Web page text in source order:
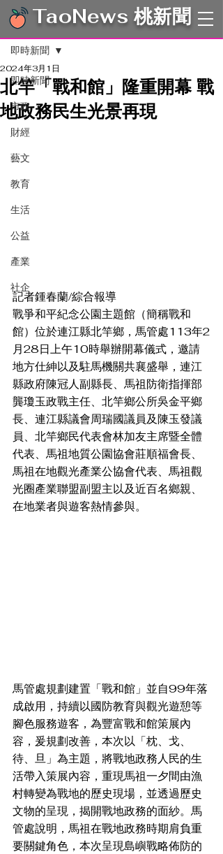
TaoNews 桃新聞
文章
即時新聞
市政
財經
藝文
教育
生活
公益
產業
社企
即時新聞
北竿「戰和館」隆重開幕 戰
地政務民生光景再現
2024年3月1日
記者鍾春蘭/綜合報導
戰爭和平紀念公園主題館（簡稱戰和
館）位於連江縣北竿鄉，馬管處113年2
月28日上午10時舉辦開幕儀式，邀請
地方仕紳以及駐馬機關共襄盛舉，連江
縣政府陳冠人副縣長、馬祖防衛指揮部
龔瓊玉政戰主任、北竿鄉公所吳金平鄉
長、連江縣議會周瑞國議員及陳玉發議
員、北竿鄉民代表會林加友主席暨全體
代表、馬祖地質公園協會莊順福會長、
馬祖在地觀光產業公協會代表、馬祖觀
光圈產業聯盟副盟主以及近百名鄉親、
在地業者與遊客熱情參與。
馬管處規劃建置「戰和館」並自99年落
成啟用，持續以國防教育與觀光遊憩等
腳色服務遊客，為豐富戰和館策展內
容，爰規劃改善，本次以「枕、戈、
待、旦」為主題，將戰地政務人民的生
活帶入策展內容，重現馬祖一夕間由漁
村轉變為戰地的歷史現場，並透過歷史
文物的呈現，揭開戰地政務的面紗。馬
管處說明，馬祖在戰地政務時期肩負重
要關鍵角色，本次呈現島嶼戰略佈防的